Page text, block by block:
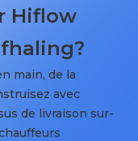
Hiflow
main, de la
avec
de livraison sur-